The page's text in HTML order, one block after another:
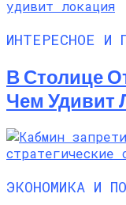
ИНТЕРЕСНОЕ И
В Столице
Чем Удивит
ЭКОНОМИКА И